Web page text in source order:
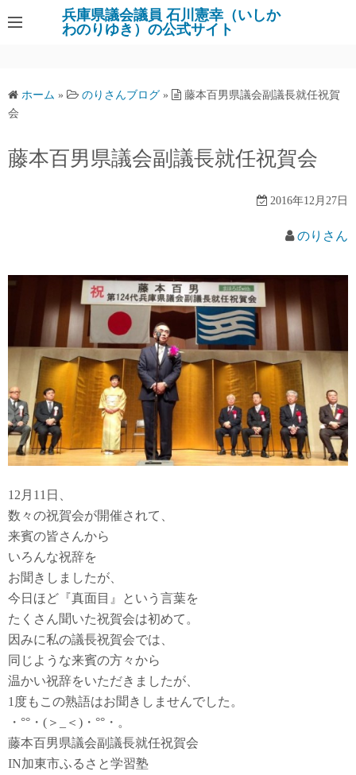
ン
ツ
へ
キ
兵庫県議会議員 石川憲幸（いしか
わのりゆき）の公式サイト
ホーム » のりさんブログ »
藤本百男県議会副議長就任祝賀
会
藤本百男県議会副議長就任祝賀会
2016年12月27日
のりさん
12月11日、
数々の祝賀会が開催されて、
来賓の皆さんから
いろんな祝辞を
お聞きしましたが、
今日ほど『真面目』という言葉を
たくさん聞いた祝賀会は初めて。
因みに私の議長祝賀会では、
同じような来賓の方々から
温かい祝辞をいただきましたが、
1度もこの熟語はお聞きしませんでした。
・°°・(＞_＜)・°°・。
藤本百男県議会副議長就任祝賀会
IN加東市ふるさと学習塾